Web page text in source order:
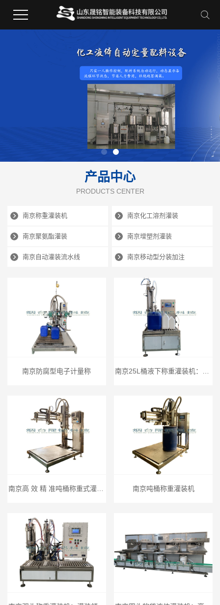
产品中心
PRODUCTS CENTER
南京称重灌装机 南京化工溶剂灌装
南京聚氨酯灌装 南京增塑剂灌装
南京自动灌装流水线 南京移动型分装加注
南京防腐型电子计量称
南京吨桶称重灌装机